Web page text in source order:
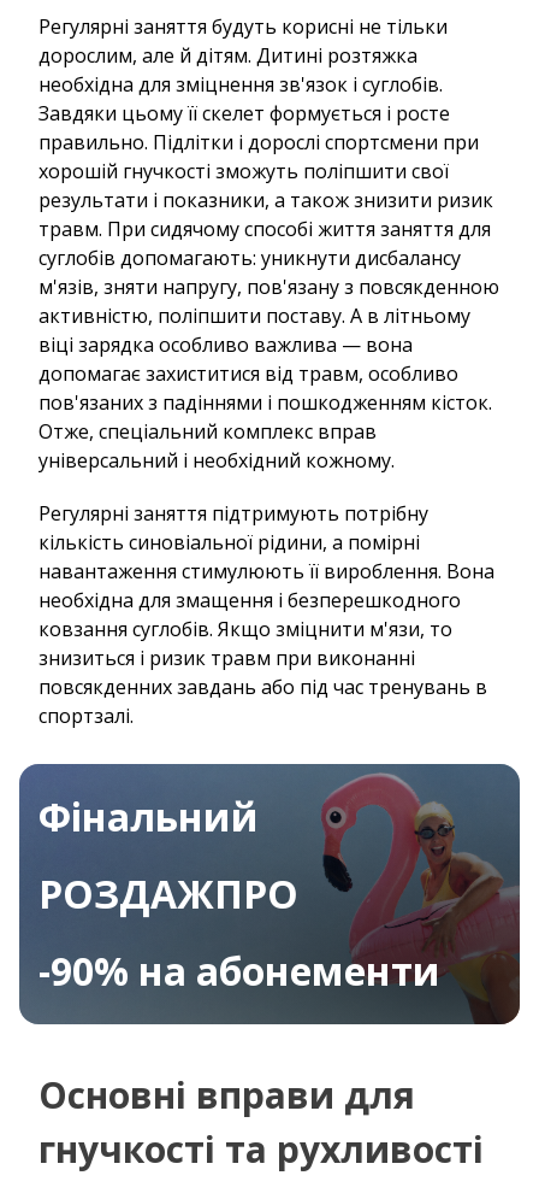
Регулярні заняття будуть корисні не тільки
дорослим, але й дітям. Дитині розтяжка
необхідна для зміцнення зв'язок і суглобів.
Завдяки цьому її скелет формується і росте
правильно. Підлітки і дорослі спортсмени при
хорошій гнучкості зможуть поліпшити свої
результати і показники, а також знизити ризик
травм. При сидячому способі життя заняття для
суглобів допомагають: уникнути дисбалансу
м'язів, зняти напругу, пов'язану з повсякденною
активністю, поліпшити поставу. А в літньому
віці зарядка особливо важлива — вона
допомагає захиститися від травм, особливо
пов'язаних з падіннями і пошкодженням кісток.
Отже, спеціальний комплекс вправ
універсальний і необхідний кожному.
Регулярні заняття підтримують потрібну
кількість синовіальної рідини, а помірні
навантаження стимулюють її вироблення. Вона
необхідна для змащення і безперешкодного
ковзання суглобів. Якщо зміцнити м'язи, то
знизиться і ризик травм при виконанні
повсякденних завдань або під час тренувань в
спортзалі.
Фінальний
РОЗДАЖПРО
-90% на абонементи
Основні вправи для
гнучкості та рухливості